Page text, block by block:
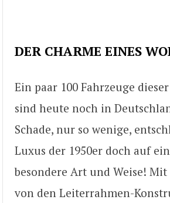
DER CHARME EINES
Ein paar 100 Fahrzeuge
sind heute noch in
Schade, nur so wenige,
Luxus der 1950er doch auf
besondere Art und Weise!
von den Leiterrahmen-